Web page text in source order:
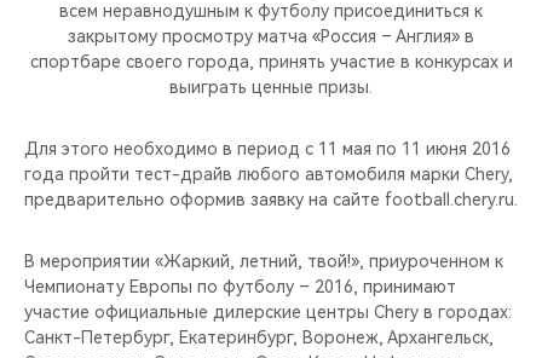
КРОССОВЕРЫ
НОВИНКИ
КРЕДИТ И СТРАХОВАНИЕ
ЗАПЧАСТИ И АКСЕССУАРЫ
CHERY CONNECT
О БРЕНДЕ
CHERY В СОЦСЕТЯХ
ЛЮДИ CHERY
БЛАГОТВОРИТЕЛЬНОСТЬ
CHERY REMOTE
CHERY И СПОРТ
КРЕДИТ
МЫ В СОЦСЕТЯХ
всем неравнодушным к футболу присоединиться к
закрытому просмотру матча «Россия – Англия» в
спортбаре своего города, принять участие в конкурсах и
выиграть ценные призы.
Для этого необходимо в период с 11 мая по 11 июня 2016
года пройти тест-драйв любого автомобиля марки Chery,
предварительно оформив заявку на сайте football.chery.ru.
В мероприятии «Жаркий, летний, твой!», приуроченном к
Чемпионату Европы по футболу – 2016, принимают
участие официальные дилерские центры Chery в городах:
Санкт-Петербург, Екатеринбург, Воронеж, Архангельск,